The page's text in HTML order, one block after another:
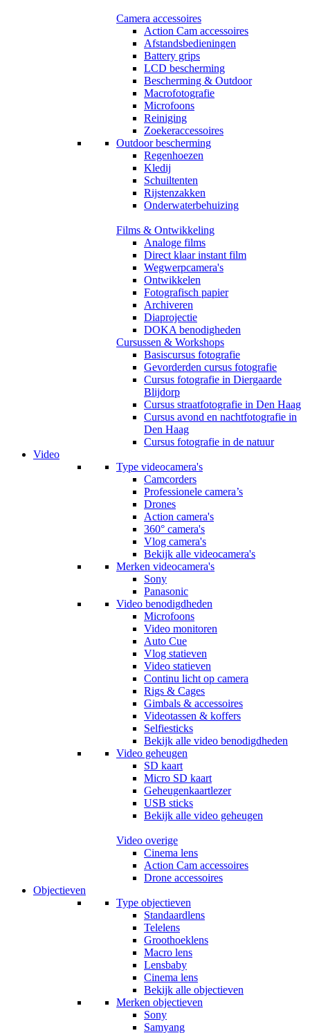
Camera accessoires
Action Cam accessoires
Afstandsbedieningen
Battery grips
LCD bescherming
Bescherming & Outdoor
Macrofotografie
Microfoons
Reiniging
Zoekeraccessoires
Outdoor bescherming
Regenhoezen
Kledij
Schuiltenten
Rijstenzakken
Onderwaterbehuizing
Films & Ontwikkeling
Analoge films
Direct klaar instant film
Wegwerpcamera's
Ontwikkelen
Fotografisch papier
Archiveren
Diaprojectie
DOKA benodigheden
Cursussen & Workshops
Basiscursus fotografie
Gevorderden cursus fotografie
Cursus fotografie in Diergaarde
Blijdorp
Cursus straatfotografie in Den Haag
Cursus avond en nachtfotografie in
Den Haag
Cursus fotografie in de natuur
Video
Type videocamera's
Camcorders
Professionele camera’s
Drones
Action camera's
360° camera's
Vlog camera's
Bekijk alle videocamera's
Merken videocamera's
Sony
Panasonic
Video benodigdheden
Microfoons
Video monitoren
Auto Cue
Vlog statieven
Video statieven
Continu licht op camera
Rigs & Cages
Gimbals & accessoires
Videotassen & koffers
Selfiesticks
Bekijk alle video benodigdheden
Video geheugen
SD kaart
Micro SD kaart
Geheugenkaartlezer
USB sticks
Bekijk alle video geheugen
Video overige
Cinema lens
Action Cam accessoires
Drone accessoires
Objectieven
Type objectieven
Standaardlens
Telelens
Groothoeklens
Macro lens
Lensbaby
Cinema lens
Bekijk alle objectieven
Merken objectieven
Sony
Samyang